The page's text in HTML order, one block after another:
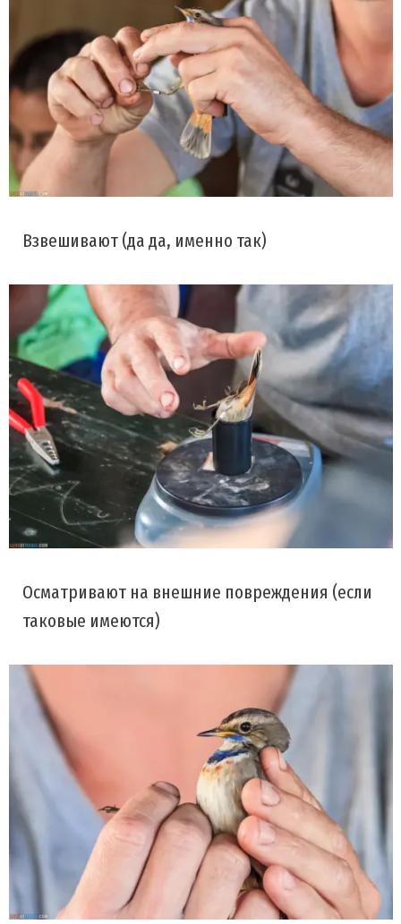
Взвешивают (да да, именно так)
Осматривают на внешние повреждения (если
таковые имеются)